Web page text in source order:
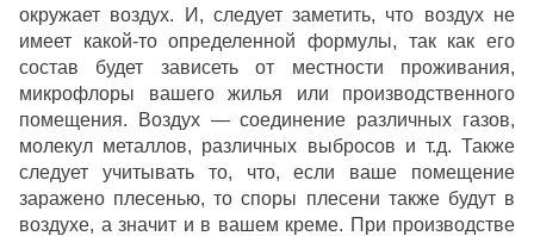
окружает воздух. И, следует заметить, что воздух не
имеет какой-то определенной формулы, так как его
состав будет зависеть от местности проживания,
микрофлоры вашего жилья или производственного
помещения. Воздух — соединение различных газов,
молекул металлов, различных выбросов и т.д. Также
следует учитывать то, что, если ваше помещение
заражено плесенью, то споры плесени также будут в
воздухе, а значит и в вашем креме. При производстве